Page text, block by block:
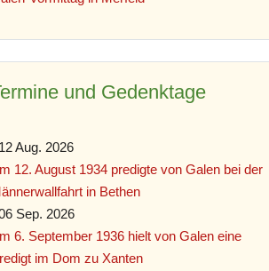
und Gedenktage
12 Aug. 2026
12. August 1934 predigte von Galen bei der
in Bethen
Sep. 2026
6. September 1936 hielt von Galen eine
im Dom zu Xanten